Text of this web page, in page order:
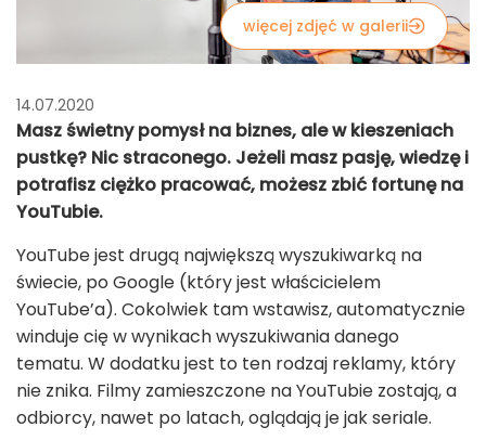
więcej zdjęć w galerii
14.07.2020
Masz świetny pomysł na biznes, ale w kieszeniach
pustkę? Nic straconego. Jeżeli masz pasję, wiedzę i
potrafisz ciężko pracować, możesz zbić fortunę na
YouTubie.
YouTube jest drugą największą wyszukiwarką na
świecie, po Google (który jest właścicielem
YouTube’a). Cokolwiek tam wstawisz, automatycznie
winduje cię w wynikach wyszukiwania danego
tematu. W dodatku jest to ten rodzaj reklamy, który
nie znika. Filmy zamieszczone na YouTubie zostają, a
odbiorcy, nawet po latach, oglądają je jak seriale.